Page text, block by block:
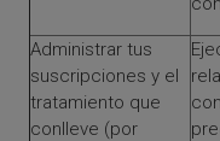
Administrar tus
suscripciones y el
tratamiento que
conlleve (por